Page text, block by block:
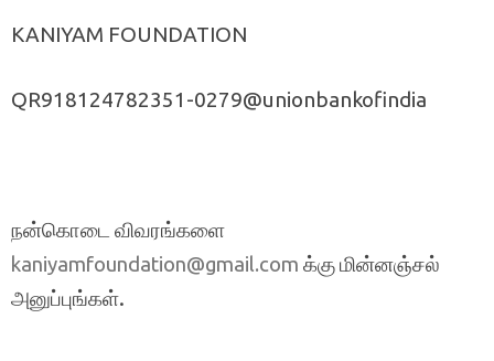
KANIYAM FOUNDATION
QR918124782351-0279@unionbankofindia
நன்கொடை விவரங்களை
kaniyamfoundation@gmail.com க்கு மின்னஞ்சல்
அனுப்புங்கள்.